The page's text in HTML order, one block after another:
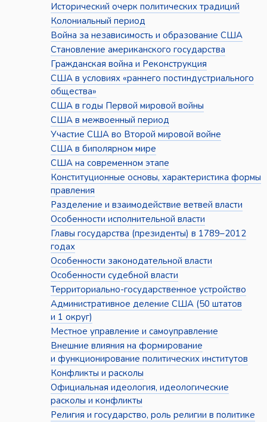
Исторический очерк политических традиций
Колониальный период
Война за независимость и образование США
Становление американского государства
Гражданская война и Реконструкция
США в условиях «раннего постиндустриального
общества»
США в годы Первой мировой войны
США в межвоенный период
Участие США во Второй мировой войне
США в биполярном мире
США на современном этапе
Конституционные основы, характеристика формы
правления
Разделение и взаимодействие ветвей власти
Особенности исполнительной власти
Главы государства (президенты) в 1789–2012
годах
Особенности законодательной власти
Особенности судебной власти
Территориально-государственное устройство
Административное деление США (50 штатов
и 1 округ)
Местное управление и самоуправление
Внешние влияния на формирование
и функционирование политических институтов
Конфликты и расколы
Официальная идеология, идеологические
расколы и конфликты
Религия и государство, роль религии в политике